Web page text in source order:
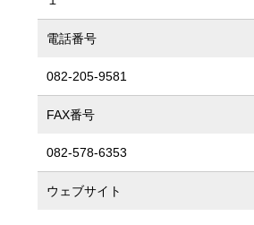
電話番号
082-205-9581
FAX番号
082-578-6353
ウェブサイト